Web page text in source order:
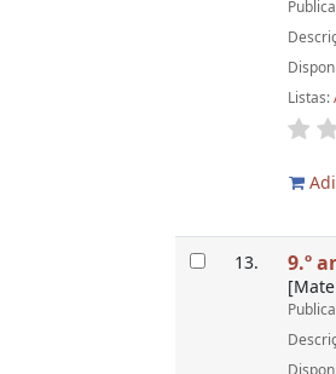
Listas:
13. 9.º